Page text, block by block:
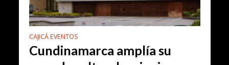
CAJICÁ EVENTOS
Cundinamarca amplía su